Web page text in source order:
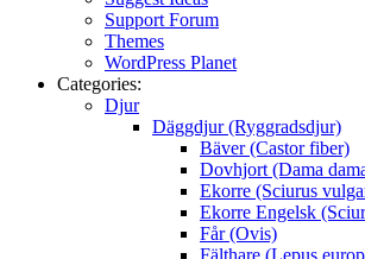
Support Forum
Themes
WordPress Planet
Categories:
Djur
Däggdjur (Ryggradsdjur)
Bäver (Castor fiber)
Dovhjort (Dama
Ekorre (Sciurus
Ekorre Engelsk
Får (Ovis)
Fälthare (Lepus